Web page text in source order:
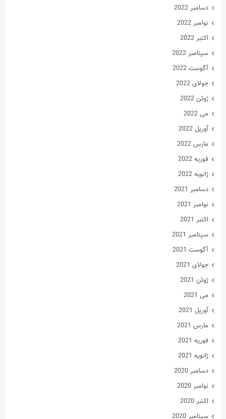
دسامبر 2022
نوامبر 2022
اکتبر 2022
سپتامبر 2022
آگوست 2022
جولای 2022
ژوئن 2022
می 2022
آوریل 2022
مارس 2022
فوریه 2022
ژانویه 2022
دسامبر 2021
نوامبر 2021
اکتبر 2021
سپتامبر 2021
آگوست 2021
جولای 2021
ژوئن 2021
می 2021
آوریل 2021
مارس 2021
فوریه 2021
ژانویه 2021
دسامبر 2020
نوامبر 2020
اکتبر 2020
سپتامبر 2020